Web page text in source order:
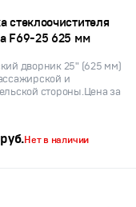
стеклоочистителя
F69-25 625 мм
дворник 25" (625 мм)
и
стороны.Цена за
руб.Нет в наличии